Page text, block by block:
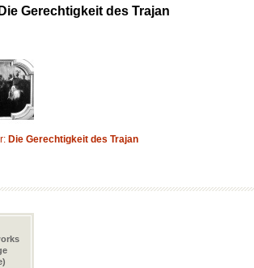
Die Gerechtigkeit des Trajan
Die Gerechtigkeit des Trajan